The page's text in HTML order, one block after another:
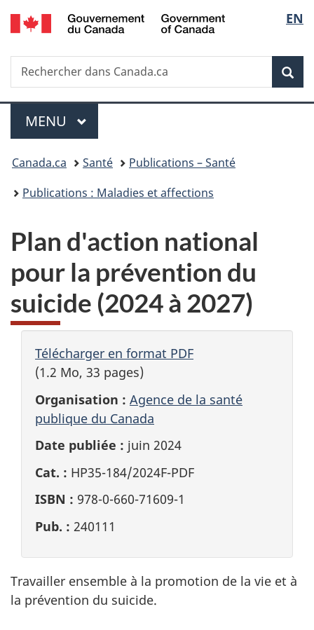
Passer
au
principal
Passer
à
Au
du
Passer
à
version
simplifiée
de
la
EN
Recherche
Rechercher
dans
Menu
MENU PRINCIPAL
Vous
êtes
Canada.ca Santé
Publications – Santé
Publications : Maladies et affections
Plan d'action national
pour la prévention du
suicide (2024 à 2027)
Télécharger en format PDF
(1.2 Mo, 33 pages)
Organisation : Agence de la santé
publique du Canada
Date publiée : juin 2024
Cat. : HP35-184/2024F-PDF
ISBN : 978-0-660-71609-1
Pub. : 240111
Travailler ensemble à la promotion de la vie et à
la prévention du suicide.